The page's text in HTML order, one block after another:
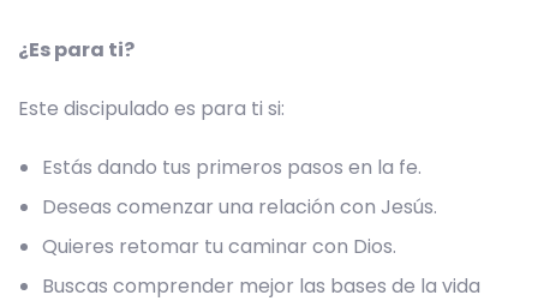
¿Es para ti?
Este discipulado es para ti si:
Estás dando tus primeros pasos en la fe.
Deseas comenzar una relación con Jesús.
Quieres retomar tu caminar con Dios.
Buscas comprender mejor las bases de la vida